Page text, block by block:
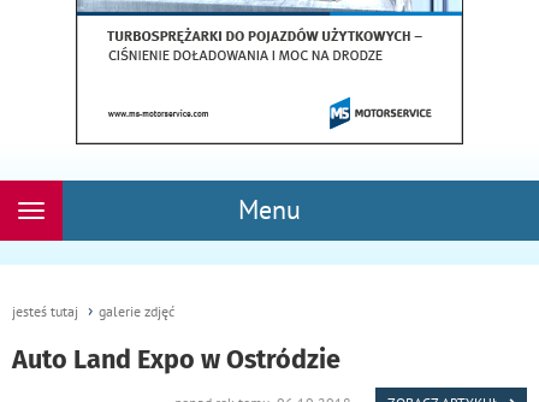
Menu
Rozwiń
jesteś tutaj galerie zdjęć
Auto Land Expo w Ostródzie